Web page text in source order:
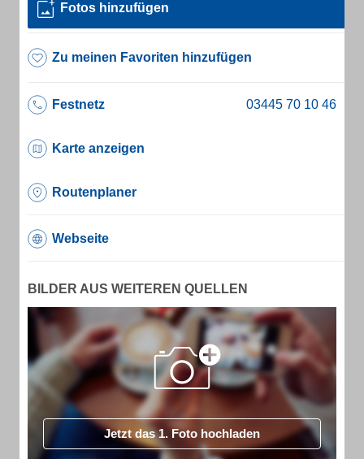
Fotos hinzufügen
Zu meinen Favoriten hinzufügen
Festnetz
Karte anzeigen
Routenplaner
Webseite
BILDER AUS WEITEREN QUELLEN
Jetzt das 1. Foto hochladen